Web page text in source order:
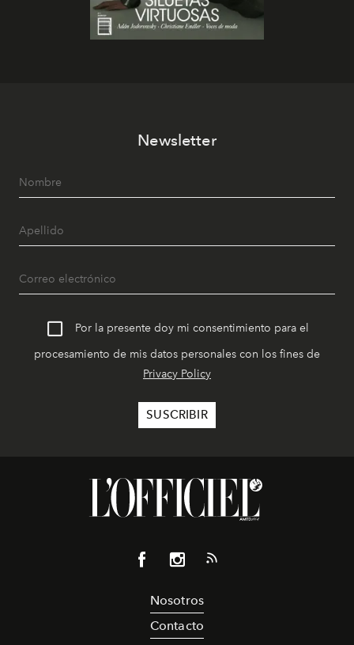
Newsletter
Por la presente doy mi consentimiento para el
procesamiento de mis datos personales con los fines de
Privacy Policy
Nosotros
Contacto